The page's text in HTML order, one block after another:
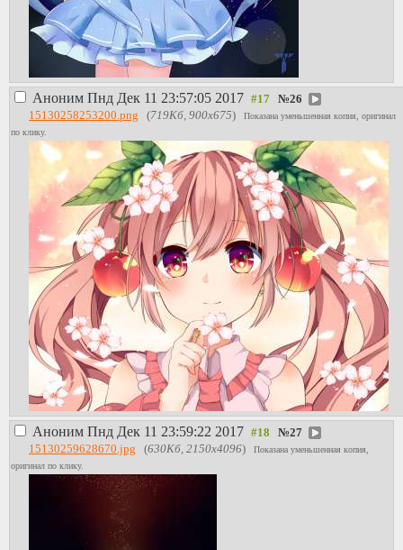
Аноним Пнд Дек 11 23:57:05 2017 №26
15130258253200.png (719Кб, 900x675)
Показана уменьшенная копия, оригинал
по клику.
Аноним Пнд Дек 11 23:59:22 2017 №27
15130259628670.jpg (630Кб, 2150x4096)
Показана уменьшенная копия,
оригинал по клику.